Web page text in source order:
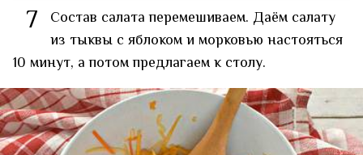
7
Состав салата перемешиваем. Даём салату
из тыквы с яблоком и морковью настояться
10 минут, а потом предлагаем к столу.